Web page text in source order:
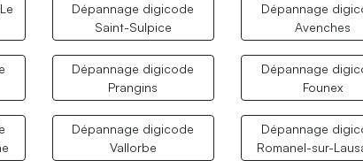
Dépannage digicode
Saint-Sulpice
Dépannage
Avenches
Dépannage digicode
Prangins
Dépannage
Founex
Dépannage digicode
Vallorbe
Dépannage
Romanel-sur-